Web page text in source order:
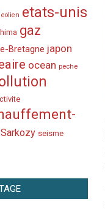
eolien etats-unis
gaz
Bretagne japon
ocean peche
Sarkozy seisme